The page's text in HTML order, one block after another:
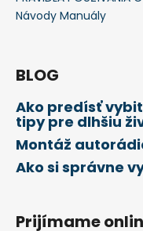
Návody Manuály
BLOG
Ako predísť
tipy pre dlhšiu
Montáž
Ako si správne
Prijímame